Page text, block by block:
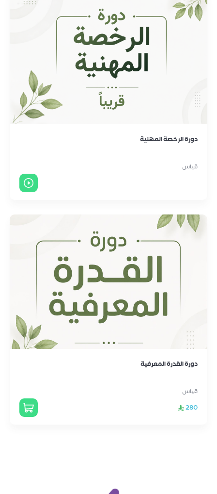
دورة الرخصة المهنية
قياس
دورة القدرة المعرفية
قياس
280